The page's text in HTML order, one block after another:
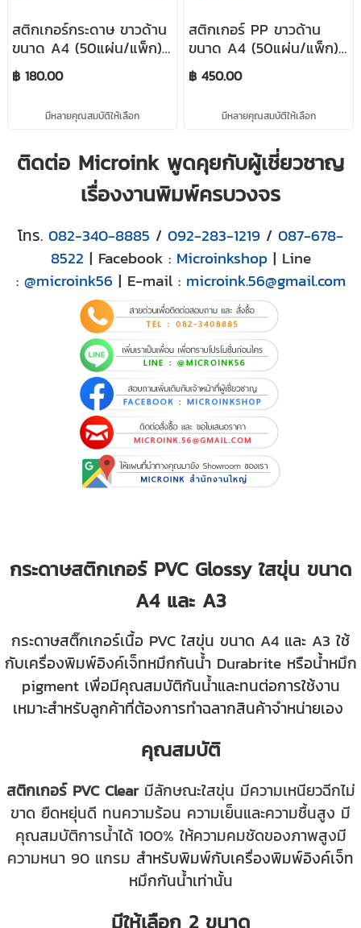
สติกเกอร์กระดาษ ขาวด้าน
ขนาด A4 (50แผ่น/แพ็ก)
/ A3 (20แผ่น/แพ็ก) Matt
Sticker ใช้คู่กับน้ำหมึกดูรา
฿ 180.00
มีหลายคุณสมบัติให้เลือก
สติกเกอร์ PP ขาวด้าน
ขนาด A4 (50แผ่น/แพ็ก)
/ A3 (20แผ่น/แพ็ก) PP
MATT STICKER ใช้คู่กับน้ำ
฿ 450.00
มีหลายคุณสมบัติให้เลือก
ติดต่อ Microink พูดคุยกับผู้เชี่ยวชาญ
เรื่องงานพิมพ์ครบวงจร
โทร. 082-340-8885 / 092-283-1219 / 087-678-
8522 | Facebook : Microinkshop| Line
: @microink56 | E-mail : microink.56@gmail.com
กระดาษสติกเกอร์ PVC Glossy ใสขุ่น ขนาด
A4 และ A3
กระดาษสติ๊กเกอร์เนื้อ PVC ใสขุ่น ขนาด A4 และ A3 ใช้
กับเครื่องพิมพ์อิงค์เจ็ทหมึกกันน้ำ Durabrite หรือน้ำหมึก
pigment เพื่อมีคุณสมบัติกันน้ำและทนต่อการใช้งาน
เหมาะสำหรับลูกค้าที่ต้องการทำฉลากสินค้าจำหน่ายเอง
คุณสมบัติ
สติกเกอร์ PVC Clearมีลักษณะใสขุ่น มีความเหนียวฉีกไม่
ขาด ยืดหยุ่นดี ทนความร้อน ความเย็นและความชื้นสูง มี
คุณสมบัติการน้ำได้ 100% ให้ความคมชัดของภาพสูงมี
ความหนา 90 แกรม สำหรับพิมพ์กับเครื่องพิมพ์อิงค์เจ็ท
หมึกกันน้ำเท่านั้น
มีให้เลือก 2 ขนาด